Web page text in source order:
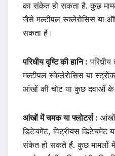
का संकेत हो सकता है. कुछ
जैसे मल्टीपल स्क्लेरोसिस या
सकता है।
परिधीय दृष्टि की हानि : परिधीय
मल्टीपल स्केलेरोसिस या
आंखों की चोट या कुछ दवाओं के
आंखों में चमक या फ्लोटर्स : आंखों
डिटेचमेंट, विट्रीयस डिटेचमेंट
संकेत हो सकते हैं. कुछ मामलों में